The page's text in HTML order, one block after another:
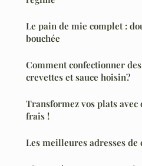
Le pain de mie complet :
bouchée
Comment confectionner
crevettes et sauce hoisin?
Transformez vos plats
frais !
Les meilleures adresses de